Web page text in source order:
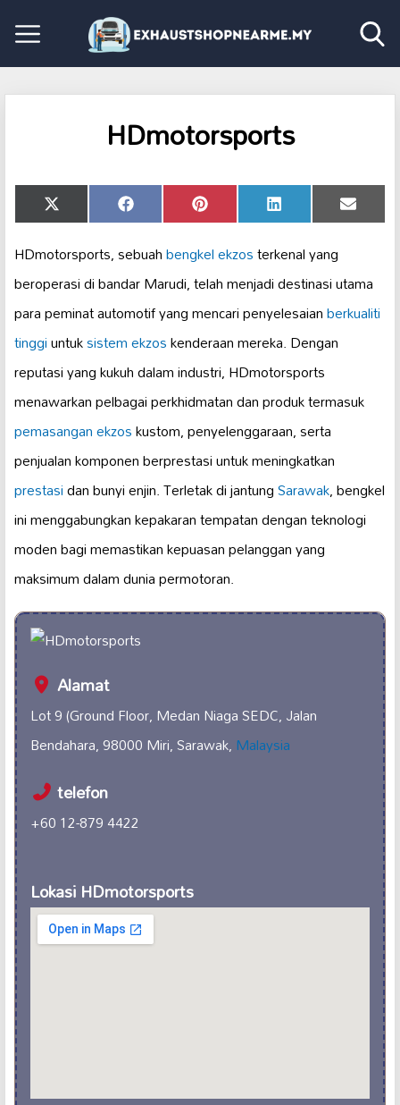
HDmotorsports
Share
on
X
(Twitter)
Share
on
Facebook Share
on
Pinterest Share
on
LinkedIn Share
on
Email
HDmotorsports, sebuahbengkel ekzosterkenal yang
beroperasi di bandar Marudi, telah menjadi destinasi utama
para peminat automotif yang mencari penyelesaianberkualiti
tinggiuntuksistem ekzoskenderaan mereka. Dengan
reputasi yang kukuh dalam industri, HDmotorsports
menawarkan pelbagai perkhidmatan dan produk termasuk
pemasangan ekzoskustom, penyelenggaraan, serta
penjualan komponen berprestasi untuk meningkatkan
prestasidan bunyi enjin. Terletak di jantungSarawak, bengkel
ini menggabungkan kepakaran tempatan dengan teknologi
moden bagi memastikan kepuasan pelanggan yang
maksimum dalam dunia permotoran.
Alamat
Lot 9 (Ground Floor, Medan Niaga SEDC, Jalan
Bendahara, 98000 Miri, Sarawak,Malaysia
telefon
+60 12-879 4422
Lokasi HDmotorsports